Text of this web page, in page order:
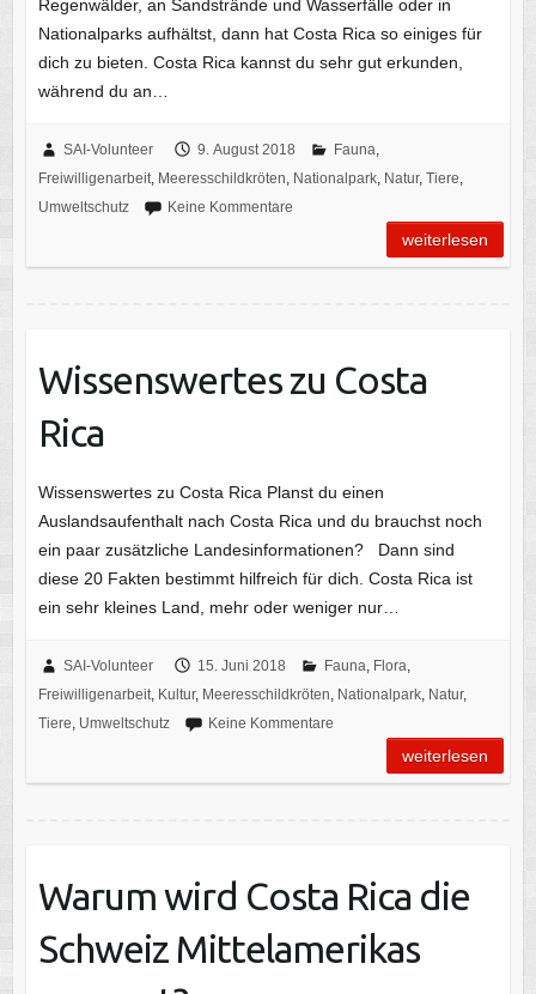
Regenwälder, an Sandstrände und Wasserfälle oder in
Nationalparks aufhältst, dann hat Costa Rica so einiges für
dich zu bieten. Costa Rica kannst du sehr gut erkunden,
während du an…
SAI-Volunteer 9. August 2018 Fauna
Freiwilligenarbeit, Meeresschildkröten Nationalpark, Natur, Tiere
Umweltschutz
Keine Kommentare
weiterlesen
Wissenswertes zu Costa
Rica
Wissenswertes zu Costa Rica Planst du einen
Auslandsaufenthalt nach Costa Rica und du brauchst noch
ein paar zusätzliche Landesinformationen? Dann sind
diese 20 Fakten bestimmt hilfreich für dich. Costa Rica ist
ein sehr kleines Land, mehr oder weniger nur…
SAI-Volunteer 15. Juni 2018 Fauna, Flora,
Freiwilligenarbeit, Kultur, Meeresschildkröten, Nationalpark, Natur,
Tiere, Umweltschutz Keine Kommentare
weiterlesen
Warum wird Costa Rica die
Schweiz Mittelamerikas